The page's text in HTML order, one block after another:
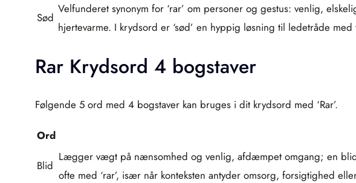
Sød
Velfunderet synonym for ‘rar’ om personer og gestus: venlig,
hjertevarme. I krydsord er ‘sød’ en hyppig løsning til ledetråde
Rar Krydsord 4 bogstaver
Følgende 5 ord med 4 bogstaver kan bruges i dit krydsord med ‘Rar’.
Ord
Blid
Lægger vægt på nænsomhed og venlig, afdæmpet omgang; en blid
ofte med ‘rar’, især når konteksten antyder omsorg, forsigtighed